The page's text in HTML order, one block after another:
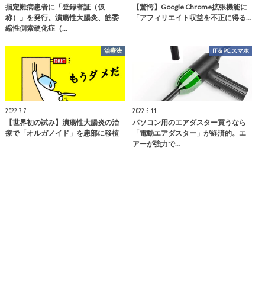
指定難病患者に「登録者証（仮
称）」を発行。潰瘍性大腸炎、筋委
縮性側索硬化症（…
【驚愕】Google Chrome拡張機能に
「アフィリエイト収益を不正に得る…
治療法
2022.7.7
【世界初の試み】潰瘍性大腸炎の治
療で「オルガノイド」を患部に移植
IT＆PC,スマホ
2022.5.11
パソコン用のエアダスター買うなら
「電動エアダスター」が経済的。エ
アーが強力で…